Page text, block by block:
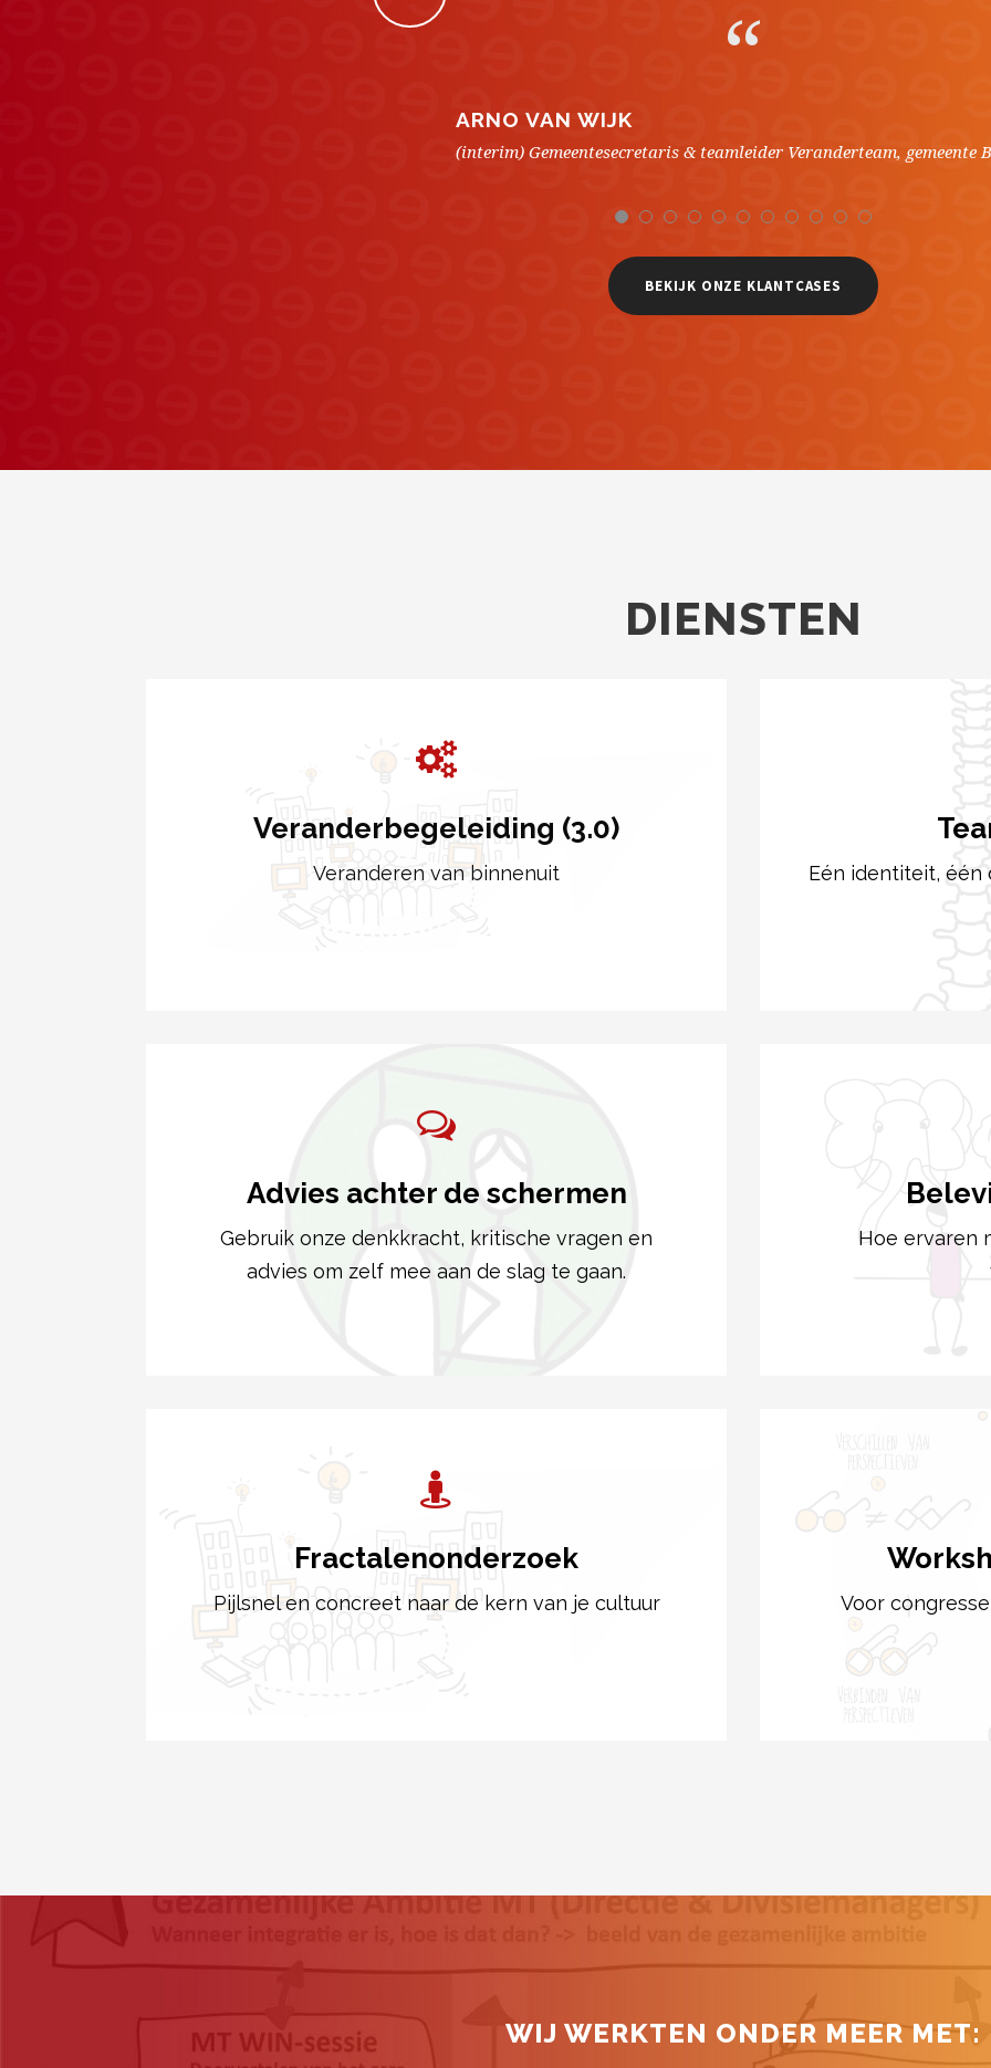
“
ARNO VAN WIJK
(interim) Gemeentesecretaris & teamleider Veranderteam, gemeente
BEKIJK ONZE KLANTCASES
DIENSTEN
Veranderbegeleiding (3.0)
Veranderen van binnenuit
Advies achter de schermen
Gebruik onze denkkracht, kritische vragen en
advies om zelf mee aan de slag te gaan.
Fractalenonderzoek
Pijlsnel en concreet naar de kern van je cultuur
Eén identiteit, één
Hoe ervaren
Voor
WIJ WERKTEN ONDER MEER MET: